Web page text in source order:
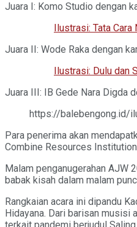
Juara I: Komo Studio dengan
Ilustrasi: Tata
Juara II: Wode Raka dengan
Ilustrasi: Dulu dan
Juara III: IB Gede Nara Digda
https://balebengong.id/
Para penerima akan
Combine Resources
Malam penganugerahan AJW
babak kisah dalam malam
Rangkaian acara ini dipandu
Hidayana. Dari barisan musisi